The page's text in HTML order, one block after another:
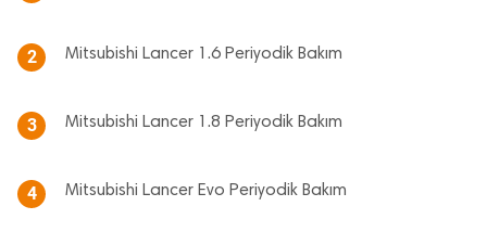
2 Mitsubishi Lancer 1.6 Periyodik Bakım
3 Mitsubishi Lancer 1.8 Periyodik Bakım
4 Mitsubishi Lancer Evo Periyodik Bakım